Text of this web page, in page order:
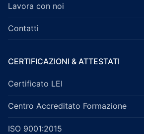
Lavora con noi
Contatti
CERTIFICAZIONI & ATTESTATI
Certificato LEI
Centro Accreditato Formazione
ISO 9001:2015